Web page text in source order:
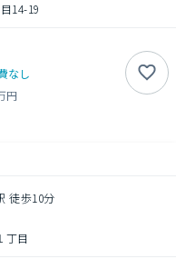
14-19
なし
円
徒歩10分
丁目